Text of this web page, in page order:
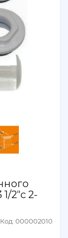
2"с 2-
Код: 000002010